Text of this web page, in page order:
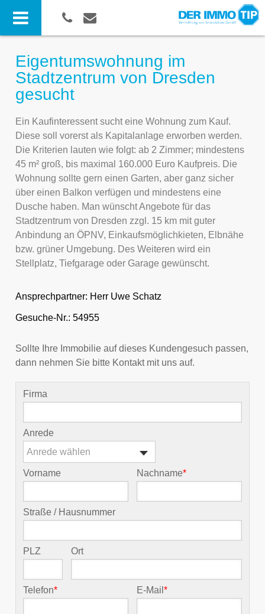
Eigentumswohnung im
Stadtzentrum von Dresden
gesucht
Ein Kaufinteressent sucht eine Wohnung zum Kauf.
Diese soll vorerst als Kapitalanlage erworben werden.
Die Kriterien lauten wie folgt: ab 2 Zimmer; mindestens
45 m² groß, bis maximal 160.000 Euro Kaufpreis. Die
Wohnung sollte gern einen Garten, aber ganz sicher
über einen Balkon verfügen und mindestens eine
Dusche haben. Man wünscht Angebote für das
Stadtzentrum von Dresden zzgl. 15 km mit guter
Anbindung an ÖPNV, Einkaufsmöglichkieten, Elbnähe
bzw. grüner Umgebung. Des Weiteren wird ein
Stellplatz, Tiefgarage oder Garage gewünscht.
Ansprechpartner: Herr Uwe Schatz
Gesuche-Nr.: 54955
Sollte Ihre Immobilie auf dieses Kundengesuch passen,
dann nehmen Sie bitte Kontakt mit uns auf.
Firma
Anrede
Anrede wählen
Vorname Nachname*
Straße / Hausnummer
PLZ Ort
Telefon* E-Mail*